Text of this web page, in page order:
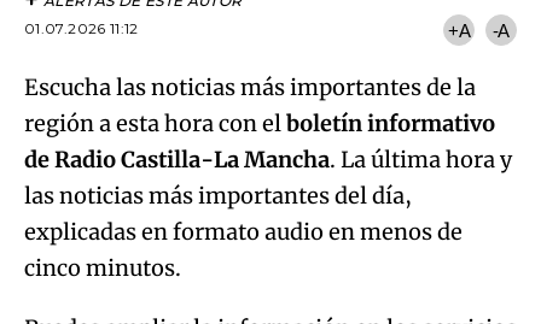
01.07.2026 11:12
+A -A
Escucha las noticias más importantes de la
región a esta hora con elboletín informativo
de Radio Castilla-La Mancha. La última hora y
las noticias más importantes del día,
explicadas en formato audio en menos de
cinco minutos.